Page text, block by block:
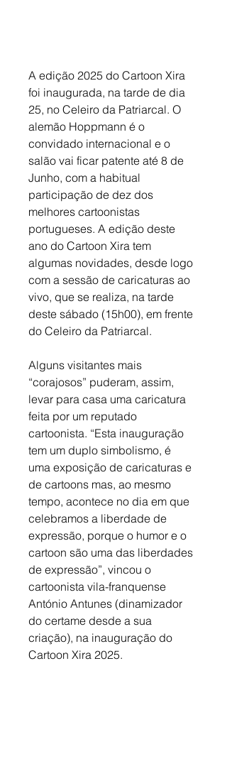
A edição 2025 do Cartoon Xira
foi inaugurada, na tarde de dia
25, no Celeiro da Patriarcal. O
alemão Hoppmann é o
convidado internacional e o
salão vai ficar patente até 8 de
Junho, com a habitual
participação de dez dos
melhores cartoonistas
portugueses. A edição deste
ano do Cartoon Xira tem
algumas novidades, desde logo
com a sessão de caricaturas ao
vivo, que se realiza, na tarde
deste sábado (15h00), em frente
do Celeiro da Patriarcal.
Alguns visitantes mais
“corajosos” puderam, assim,
levar para casa uma caricatura
feita por um reputado
cartoonista. “Esta inauguração
tem um duplo simbolismo, é
uma exposição de caricaturas e
de cartoons mas, ao mesmo
tempo, acontece no dia em que
celebramos a liberdade de
expressão, porque o humor e o
cartoon são uma das liberdades
de expressão”, vincou o
cartoonista vila-franquense
António Antunes (dinamizador
do certame desde a sua
criação), na inauguração do
Cartoon Xira 2025.